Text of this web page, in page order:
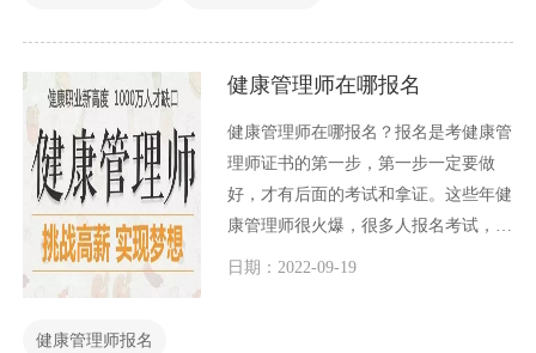
健康管理师在哪报名
健康管理师在哪报名？报名是考健康管
理师证书的第一步，第一步一定要做
好，才有后面的考试和拿证。这些年健
康管理师很火爆，很多人报名考试，因
此健康管理师培训报名考试机构如雨后
日期：2022-09-19
健康管理师报名